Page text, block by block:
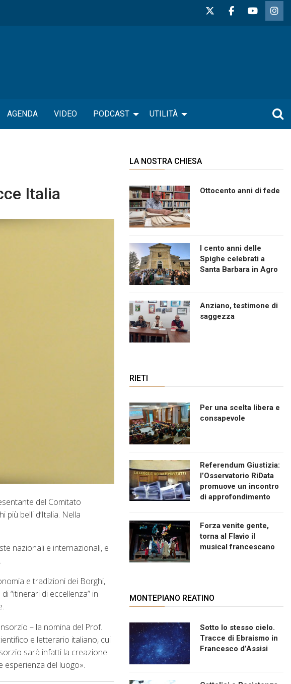
AGENDA VIDEO PODCAST UTILITÀ
Italia
del Comitato
belli d’Italia. Nella
nazionali e internazionali, e
e tradizioni dei Borghi,
“itinerari di eccellenza” in
– la nomina del Prof.
e letterario italiano, cui
sarà infatti la creazione
del luogo».
LA NOSTRA CHIESA
Ottocento anni di fede
I cento anni delle
Spighe celebrati a
Santa Barbara in Agro
Anziano, testimone di
saggezza
RIETI
Per una scelta libera e
consapevole
Referendum Giustizia:
l’Osservatorio RiData
promuove un incontro
di approfondimento
Forza venite gente,
torna al Flavio il
musical francescano
MONTEPIANO REATINO
Sotto lo stesso cielo.
Tracce di Ebraismo in
Francesco d’Assisi